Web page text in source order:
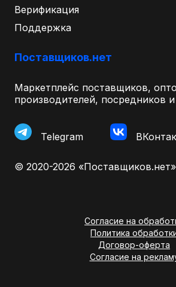
Верификация
Поддержка
Поставщиков.нет
Маркетплейс поставщиков,
производителей, посредников
Telegram
© 2020-2026 «Поставщиков.нет»
Согласие на
Политика
Договор-оферта
Согласие на